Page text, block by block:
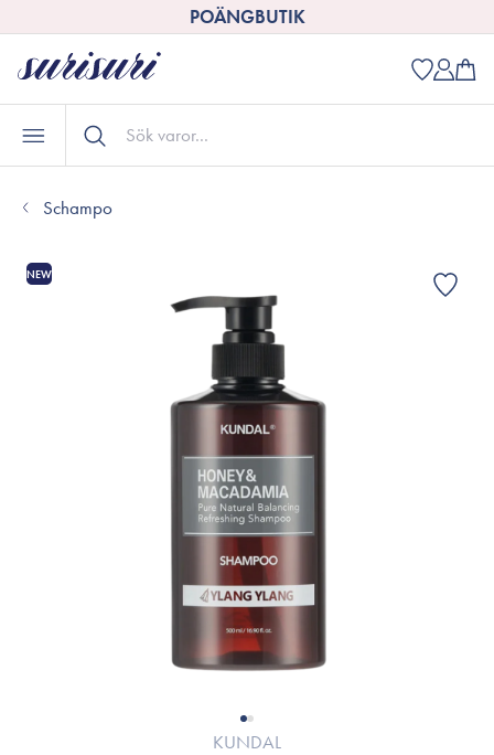
POÄNGBUTIK
Schampo
NEW
KUNDAL